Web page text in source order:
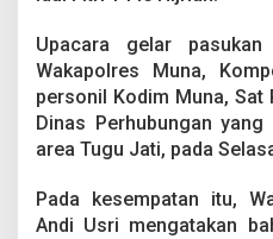
a
a
n
M
a
T
a
Upacara gelar
Wakapolres Muna,
personil Kodim Muna, Sat
Dinas Perhubungan
area Tugu Jati, pada
Pada kesempatan itu,
Andi Usri mengatakan